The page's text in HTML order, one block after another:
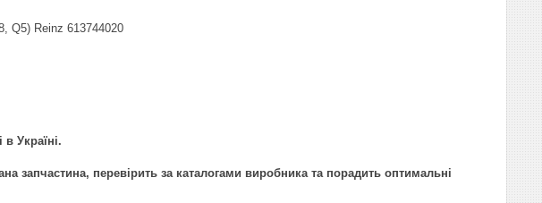
Q5) Reinz 613744020
Україні.
запчастина, перевірить за каталогами виробника та порадить оптимальні